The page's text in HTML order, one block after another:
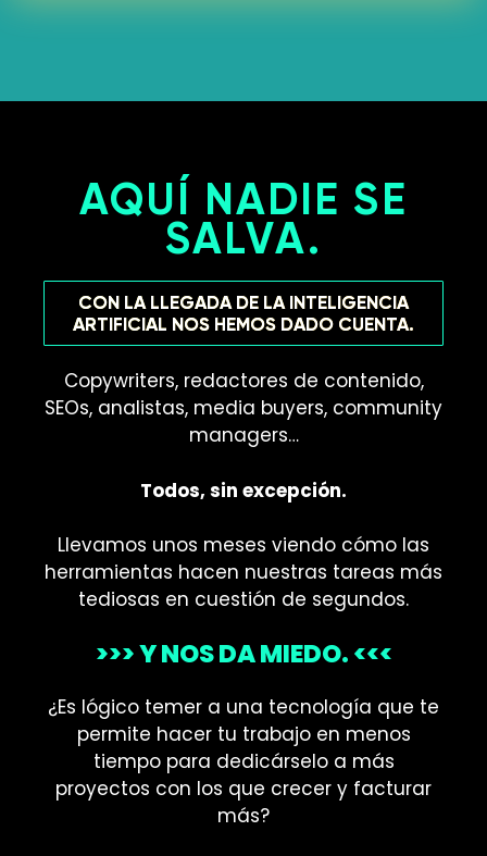
AQUÍ NADIE SE
SALVA.
CON LA LLEGADA DE LA INTELIGENCIA
ARTIFICIAL NOS HEMOS DADO CUENTA.
Copywriters, redactores de contenido,
SEOs, analistas, media buyers, community
managers…
Todos, sin excepción.
Llevamos unos meses viendo cómo las
herramientas hacen nuestras tareas más
tediosas en cuestión de segundos.
>>> Y NOS DA MIEDO. <<<
¿Es lógico temer a una tecnología que te
permite hacer tu trabajo en menos
tiempo para dedicárselo a más
proyectos con los que crecer y facturar
más?